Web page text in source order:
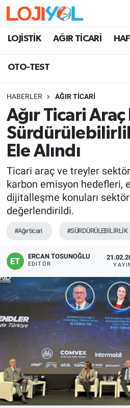
LOJİSTİK AĞIR TİCARİ
OTO-TEST
HABERLER AĞIR TİCARİ
Ağır Ticari Araç
Ele Alındı
Ticari araç ve treyler
karbon emisyon hedefleri,
dijitalleşme konuları
değerlendirildi.
#Ağır ticari #SÜRDÜRÜLEBİLİRLİK
ERCAN TOSUNOĞLU
EDITÖR
OTO-TEST